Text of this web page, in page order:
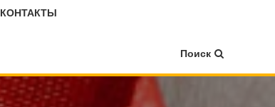
КОНТАКТЫ
Поиск